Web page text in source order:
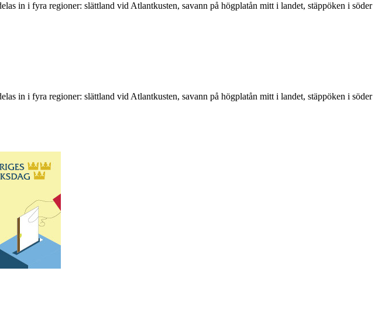
in i fyra regioner: slättland vid Atlantkusten, savann på högplatån mitt i landet, stäppöken i söder
in i fyra regioner: slättland vid Atlantkusten, savann på högplatån mitt i landet, stäppöken i söder